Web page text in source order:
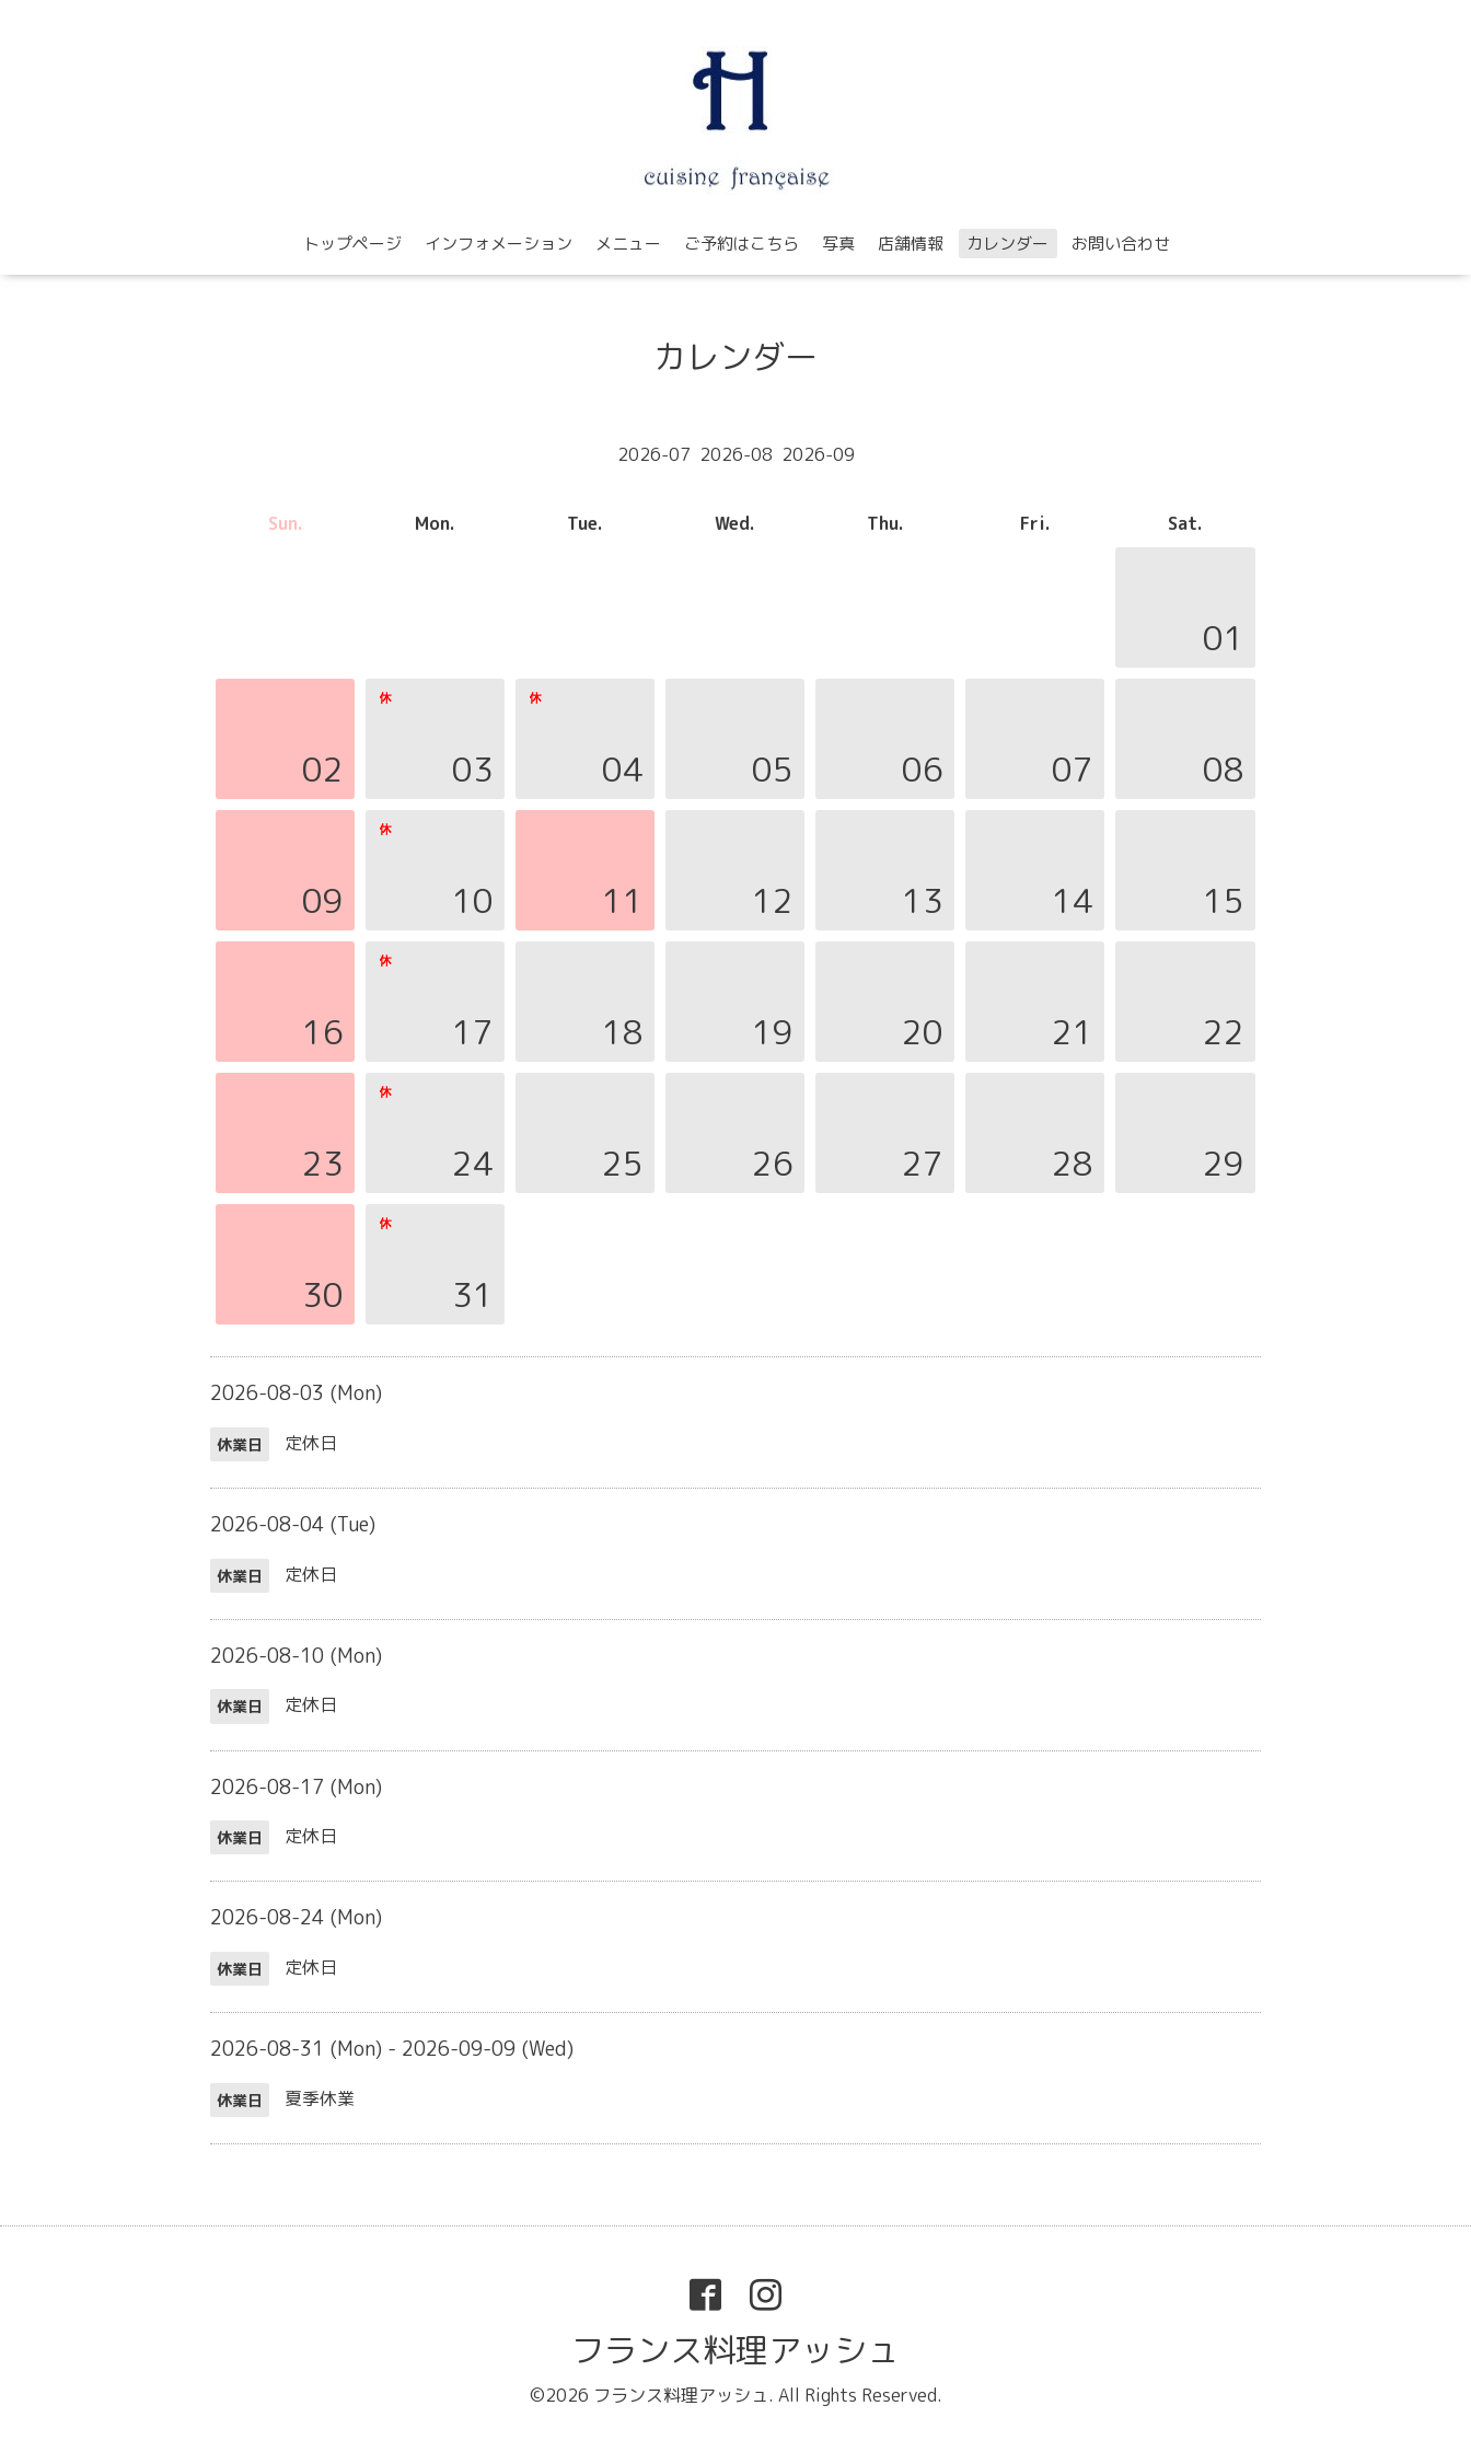
トップページ インフォメーション メニュー ご予約はこちら 写真 店舗情報 カレンダー お問い合わせ
カレンダー
2026-07 2026-08 2026-09
Sun. Mon. Tue. Wed. Thu. Fri. Sat.
01
02 03 04 05 06 07 08
09 10 11 12 13 14 15
16 17 18 19 20 21 22
23 24 25 26 27 28 29
30 31
2026-08-03 (Mon)
休業日 定休日
2026-08-04 (Tue)
休業日 定休日
2026-08-10 (Mon)
休業日 定休日
2026-08-17 (Mon)
休業日 定休日
2026-08-24 (Mon)
休業日 定休日
2026-08-31 (Mon) - 2026-09-09 (Wed)
休業日 夏季休業
フランス料理アッシュ
©2026 フランス料理アッシュ. All Rights Reserved.